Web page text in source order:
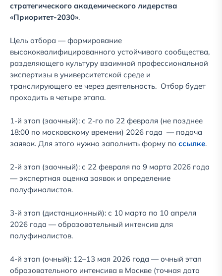
стратегического академического лидерства
«Приоритет-2030».
Цель отбора — формирование
высококвалифицированного устойчивого сообщества,
разделяющего культуру взаимной профессиональной
экспертизы в университетской среде и
транслирующего ее через деятельность. Отбор будет
проходить в четыре этапа.
1-й этап (заочный): с 2-го по 22 февраля (не позднее
18:00 по московскому времени) 2026 года — подача
заявок. Для этого нужно заполнить форму по ссылке.
2-й этап (заочный): с 22 февраля по 9 марта 2026 года
— экспертная оценка заявок и определение
полуфиналистов.
3-й этап (дистанционный): с 10 марта по 10 апреля
2026 года — образовательный интенсив для
полуфиналистов.
4-й этап (очный): 12–13 мая 2026 года — очный этап
образовательного интенсива в Москве (точная дата